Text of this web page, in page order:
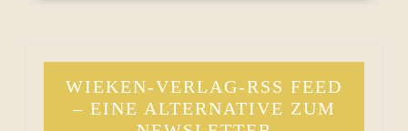
WIEKEN-VERLAG-RSS FEED
– EINE ALTERNATIVE ZUM